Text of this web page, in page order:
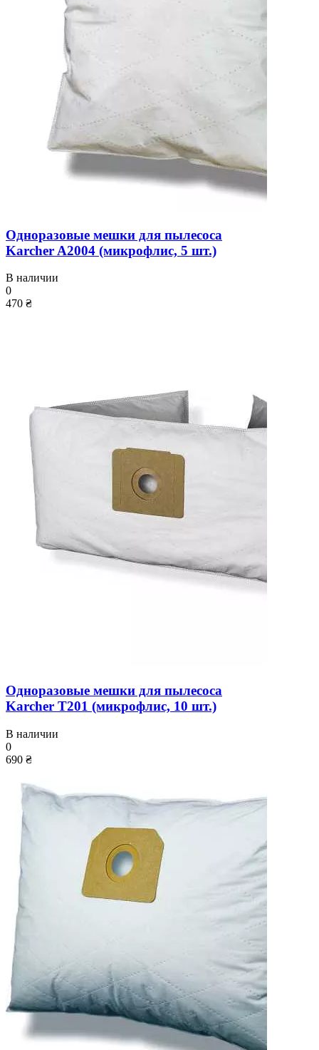
Одноразовые мешки для пылесоса
Karcher A2004 (микрофлис, 5 шт.)
В наличии
0
470 ₴
Одноразовые мешки для пылесоса
Karcher T201 (микрофлис, 10 шт.)
В наличии
0
690 ₴